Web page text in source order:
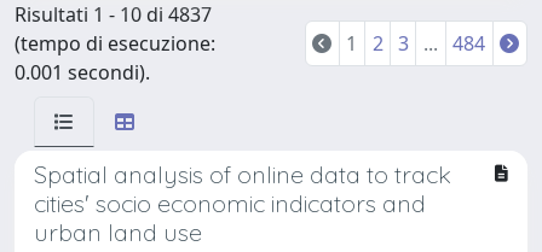
Risultati 1 - 10 di 4837
(tempo di esecuzione:
0.001 secondi).
1 2 3 ... 484
Spatial analysis of online data to track
cities' socio economic indicators and
urban land use